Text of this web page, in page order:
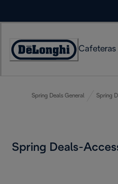
Accessibility
Cafeteras
Spring Deals General Spring
Spring Deals-